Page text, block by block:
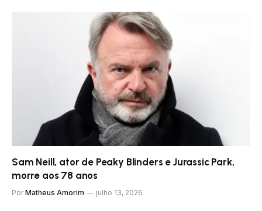
Sam Neill, ator de Peaky Blinders e Jurassic Park,
morre aos 78 anos
Por Matheus Amorim julho 13, 2026